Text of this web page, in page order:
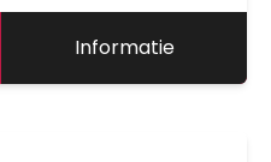
Informatie